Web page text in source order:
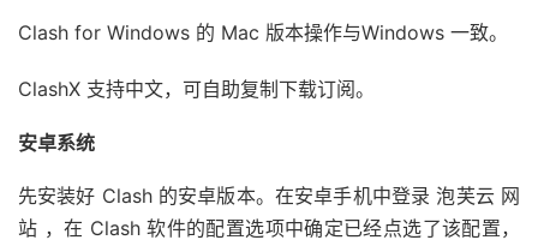
Clash for Windows 的 Mac 版本操作与Windows 一致。
ClashX 支持中文，可自助复制下载订阅。
安卓系统
先安装好 Clash 的安卓版本。在安卓手机中登录 泡芙云 网
站 ，在 Clash 软件的配置选项中确定已经点选了该配置，